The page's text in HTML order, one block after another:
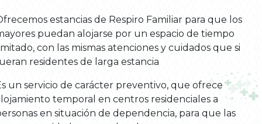
estancias de Respiro Familiar para que los
puedan alojarse por un espacio de tiempo
con las mismas atenciones y cuidados que si
residentes de larga estancia
un servicio de carácter preventivo, que ofrece
temporal en centros residenciales a
en situación de dependencia, para que las